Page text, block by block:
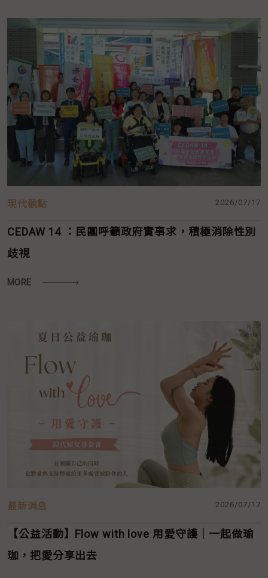
現代觀點 2026/07/17
CEDAW 14 ：民團呼籲政府實事求，積極消除性別
歧視
MORE
最新消息 2026/07/17
【公益活動】Flow with love 用愛守護｜一起做瑜
珈，把愛分享出去